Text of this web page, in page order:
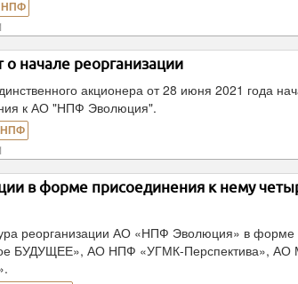
НПФ
начале реорганизации
акционера от 28 июня 2021 года
к АО "НПФ Эволюция".
в форме присоединения к нему
реорганизации АО «НПФ Эволюция» в форме
БУДУЩЕЕ», АО НПФ «УГМК-Перспектива»,